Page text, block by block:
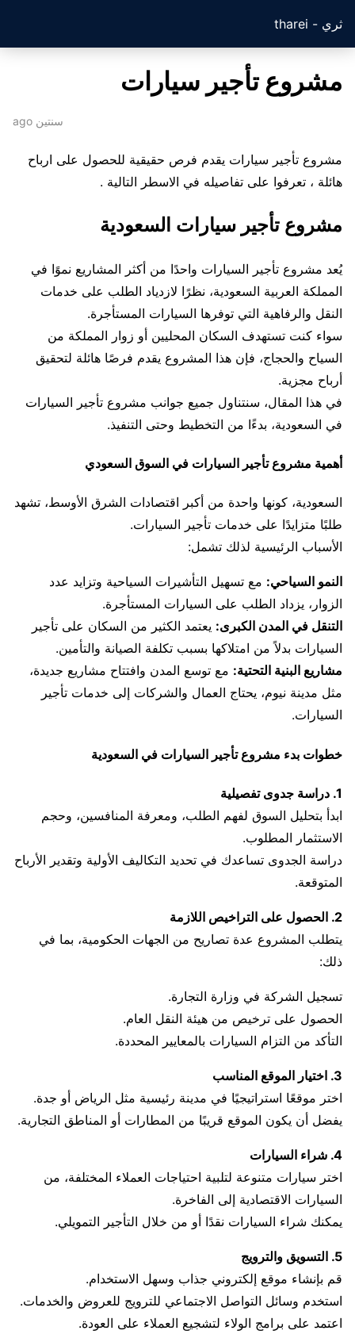
ثري - tharei
مشروع تأجير سيارات
سنتين ago
مشروع تأجير سيارات يقدم فرص حقيقية للحصول على ارباح
هائلة ، تعرفوا على تفاصيله في الاسطر التالية .
مشروع تأجير سيارات السعودية
يُعد مشروع تأجير السيارات واحدًا من أكثر المشاريع نموًا في
المملكة العربية السعودية، نظرًا لازدياد الطلب على خدمات
النقل والرفاهية التي توفرها السيارات المستأجرة.
سواء كنت تستهدف السكان المحليين أو زوار المملكة من
السياح والحجاج، فإن هذا المشروع يقدم فرصًا هائلة لتحقيق
أرباح مجزية.
في هذا المقال، سنتناول جميع جوانب مشروع تأجير السيارات
في السعودية، بدءًا من التخطيط وحتى التنفيذ.
أهمية مشروع تأجير السيارات في السوق السعودي
السعودية، كونها واحدة من أكبر اقتصادات الشرق الأوسط، تشهد
طلبًا متزايدًا على خدمات تأجير السيارات.
الأسباب الرئيسية لذلك تشمل:
النمو السياحي: مع تسهيل التأشيرات السياحية وتزايد عدد
الزوار، يزداد الطلب على السيارات المستأجرة.
التنقل في المدن الكبرى: يعتمد الكثير من السكان على تأجير
السيارات بدلاً من امتلاكها بسبب تكلفة الصيانة والتأمين.
مشاريع البنية التحتية: مع توسع المدن وافتتاح مشاريع جديدة،
مثل مدينة نيوم، يحتاج العمال والشركات إلى خدمات تأجير
السيارات.
خطوات بدء مشروع تأجير السيارات في السعودية
1. دراسة جدوى تفصيلية
ابدأ بتحليل السوق لفهم الطلب، ومعرفة المنافسين، وحجم
الاستثمار المطلوب.
دراسة الجدوى تساعدك في تحديد التكاليف الأولية وتقدير الأرباح
المتوقعة.
2. الحصول على التراخيص اللازمة
يتطلب المشروع عدة تصاريح من الجهات الحكومية، بما في
ذلك:
تسجيل الشركة في وزارة التجارة.
الحصول على ترخيص من هيئة النقل العام.
التأكد من التزام السيارات بالمعايير المحددة.
3. اختيار الموقع المناسب
اختر موقعًا استراتيجيًا في مدينة رئيسية مثل الرياض أو جدة.
يفضل أن يكون الموقع قريبًا من المطارات أو المناطق التجارية.
4. شراء السيارات
اختر سيارات متنوعة لتلبية احتياجات العملاء المختلفة، من
السيارات الاقتصادية إلى الفاخرة.
يمكنك شراء السيارات نقدًا أو من خلال التأجير التمويلي.
5. التسويق والترويج
قم بإنشاء موقع إلكتروني جذاب وسهل الاستخدام.
استخدم وسائل التواصل الاجتماعي للترويج للعروض والخدمات.
اعتمد على برامج الولاء لتشجيع العملاء على العودة.